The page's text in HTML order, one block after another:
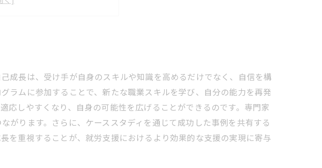
重要性とその実践法
成長は、受け手が自身のスキルや知識を高めるだけでなく、自信を構
ラムに参加することで、新たな職業スキルを学び、自分の能力を再発
応しやすくなり、自身の可能性を広げることができるのです。専門家
がります。さらに、ケーススタディを通じて成功した事例を共有する
を重視することが、就労支援におけるより効果的な支援の実現に寄与